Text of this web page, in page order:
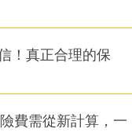
！真正合理的保
費需從新計算，一